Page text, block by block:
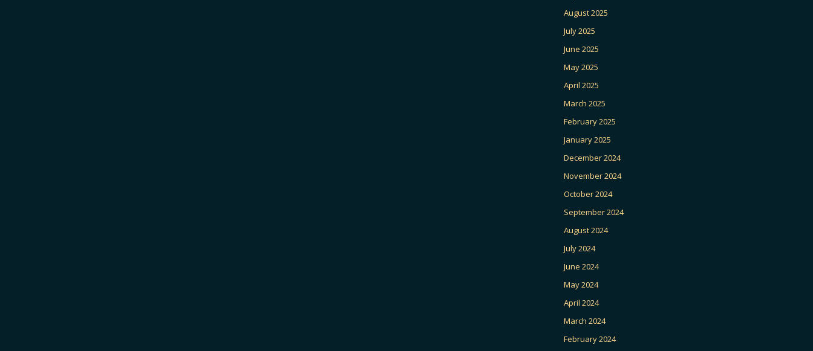
August 2025
July 2025
June 2025
May 2025
April 2025
March 2025
February 2025
January 2025
December 2024
November 2024
October 2024
September 2024
August 2024
July 2024
June 2024
May 2024
April 2024
March 2024
February 2024